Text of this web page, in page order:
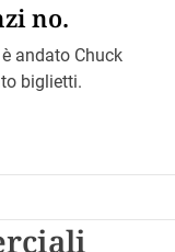
no.
andato Chuck
biglietti.